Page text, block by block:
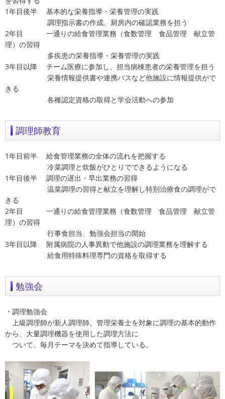
1年目後半 基本的な栄養指導・栄養管理の実践
調理指示書の作成、厨房内の確認業務を担う
2年目 一通りの給食管理業務（食数管理 食品管理 献立管
理）の習得
多疾患の栄養指導・栄養管理の実践
3年目以降 チーム医療に参加し、担当病棟患者の栄養管理を担う
栄養情報提供書や連携パスなど他施設に情報提供がで
きる
各種認定資格の取得と学会活動への参加
調理師教育
1年目前半 給食管理業務の全体の流れを把握する
冷菜調理と炊飯がひとりでできるようになる
1年目後半 調理の遅出・早出業務の習得
温菜調理の習得と献立を理解し特別治療食の調理がで
きる
2年目 一通りの給食管理業務（食数管理 食品管理 献立管
理）の習得
行事食担当、勉強会担当の開始
3年目以降 附属病院の人事異動で他施設の調理業務を理解する
給食用特殊料理専門の資格を取得する
勉強会
・調理勉強会
上級調理師が新人調理師、管理栄養士を対象に調理の基本的動作
から、大量調理機器を使用した調理方法に
ついて、毎月テーマを決めて指導している。